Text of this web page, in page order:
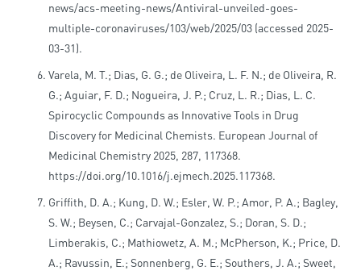
news/acs-meeting-news/Antiviral-unveiled-goes-
multiple-coronaviruses/103/web/2025/03 (accessed 2025-
03-31).
Varela, M. T.; Dias, G. G.; de Oliveira, L. F. N.; de Oliveira, R.
G.; Aguiar, F. D.; Nogueira, J. P.; Cruz, L. R.; Dias, L. C.
Spirocyclic Compounds as Innovative Tools in Drug
Discovery for Medicinal Chemists. European Journal of
Medicinal Chemistry 2025, 287, 117368.
https://doi.org/10.1016/j.ejmech.2025.117368.
Griffith, D. A.; Kung, D. W.; Esler, W. P.; Amor, P. A.; Bagley,
S. W.; Beysen, C.; Carvajal-Gonzalez, S.; Doran, S. D.;
Limberakis, C.; Mathiowetz, A. M.; McPherson, K.; Price, D.
A.; Ravussin, E.; Sonnenberg, G. E.; Southers, J. A.; Sweet,